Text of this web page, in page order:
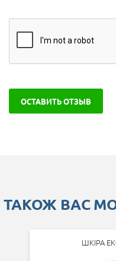
ОСТАВИТЬ ОТЗЫВ
ТАКОЖ ВАС
ШКІРА